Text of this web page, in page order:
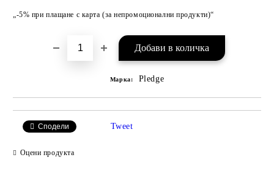
„-5% при плащане с карта (за непромоционални продукти)“
Марка: Pledge
Сподели Tweet
Оцени продукта